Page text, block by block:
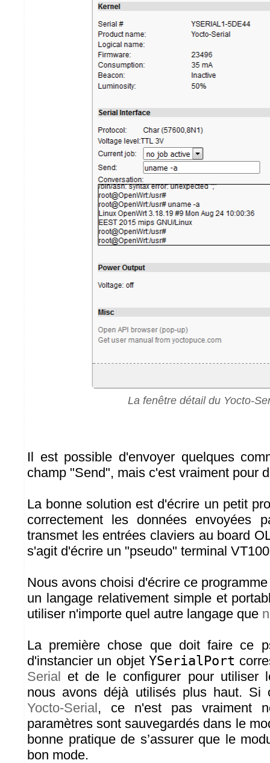
La fenêtre détail du Yocto-
Il est possible d'envoyer quelques
champ "Send", mais c'est vraiment pour
La bonne solution est d'écrire un petit
correctement les données envoyées
transmet les entrées claviers au board
s'agit d'écrire un "pseudo" terminal
Nous avons choisi d'écrire ce
un langage relativement simple et
utiliser n'importe quel autre langage que
La première chose que doit faire ce
d'instancier un objet YSerialPort
Serial et de le configurer pour utiliser
nous avons déjà utilisés plus haut. Si
Yocto-Serial, ce n'est pas vraiment
paramètres sont sauvegardés dans le
bonne pratique de s’assurer que le
bon mode.